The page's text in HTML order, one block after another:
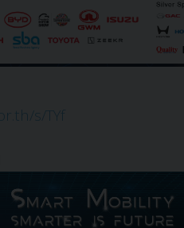
s/TYf